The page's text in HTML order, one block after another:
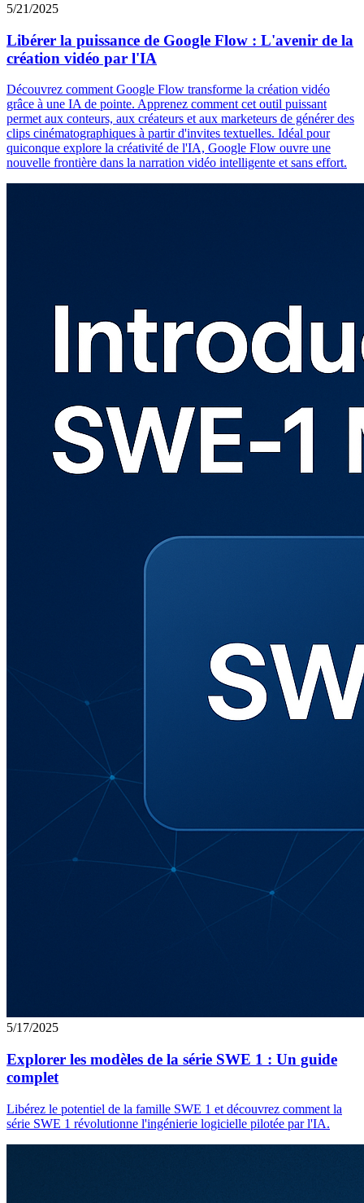
5/21/2025
Libérer la puissance de Google Flow : L'avenir de la
création vidéo par l'IA
Découvrez comment Google Flow transforme la création vidéo
grâce à une IA de pointe. Apprenez comment cet outil puissant
permet aux conteurs, aux créateurs et aux marketeurs de générer des
clips cinématographiques à partir d'invites textuelles. Idéal pour
quiconque explore la créativité de l'IA, Google Flow ouvre une
nouvelle frontière dans la narration vidéo intelligente et sans effort.
5/17/2025
Explorer les modèles de la série SWE 1 : Un guide
complet
Libérez le potentiel de la famille SWE 1 et découvrez comment la
série SWE 1 révolutionne l'ingénierie logicielle pilotée par l'IA.